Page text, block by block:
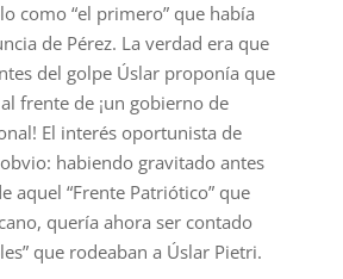
como “el primero” que había
de Pérez. La verdad era que
del golpe Úslar proponía que
frente de ¡un gobierno de
El interés oportunista de
habiendo gravitado antes
aquel “Frente Patriótico” que
quería ahora ser contado
que rodeaban a Úslar Pietri.